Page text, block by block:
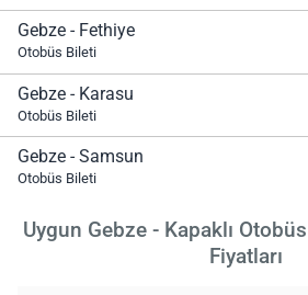
Gebze - Fethiye
Otobüs Bileti
Gebze - Karasu
Otobüs Bileti
Gebze - Samsun
Otobüs Bileti
Uygun Gebze - Kapaklı
Fiyatları